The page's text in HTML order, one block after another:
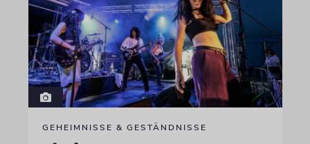
GEHEIMNISSE & GESTÄNDNISSE